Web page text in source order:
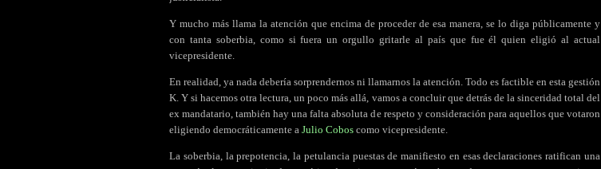
Y mucho más llama la atención que encima de proceder de esa manera, se lo diga públicamente y
con tanta soberbia, como si fuera un orgullo gritarle al país que fue él quien eligió al actual
vicepresidente.
En realidad, ya nada debería sorprendernos ni llamarnos la atención. Todo es factible en esta gestión
K. Y si hacemos otra lectura, un poco más allá, vamos a concluir que detrás de la sinceridad total del
ex mandatario, también hay una falta absoluta de respeto y consideración para aquellos que votaron
eligiendo democráticamente a Julio Cobos como vicepresidente.
La soberbia, la prepotencia, la petulancia puestas de manifiesto en esas declaraciones ratifican una